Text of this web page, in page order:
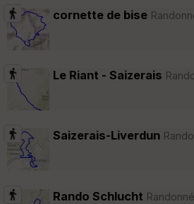
cornette de bise
Le Riant - Saizerais
Saizerais-Liverdun
Rando Schlucht